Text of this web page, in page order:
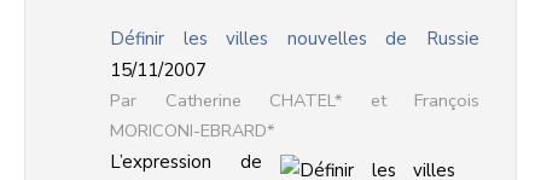
Définir les villes nouvelles de Russie
15/11/2007
Catherine CHATEL* et François
MORICONI-EBRARD*
L’expression de